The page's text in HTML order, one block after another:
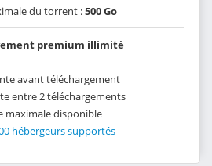
du torrent :500 Go
premium illimité
avant téléchargement
entre 2 téléchargements
maximale disponible
hébergeurs supportés